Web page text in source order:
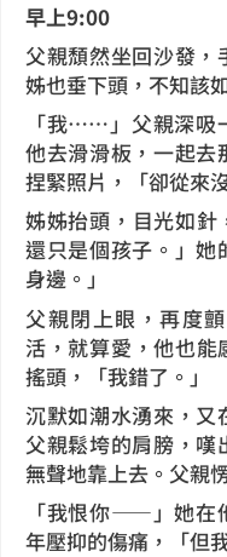
早上9:00
父親頹然坐回沙發
姊也垂下頭，不知該
「我……」父親深吸
他去滑滑板，一起去
捏緊照片，「卻從來
姊姊抬頭，目光如
還只是個孩子。」她
身邊。」
父親閉上眼，再度
活，就算愛，他也
搖頭，「我錯了。」
沉默如潮水湧來，又
父親鬆垮的肩膀，嘆
無聲地靠上去。父親
「我恨你——」她在
年壓抑的傷痛，「但